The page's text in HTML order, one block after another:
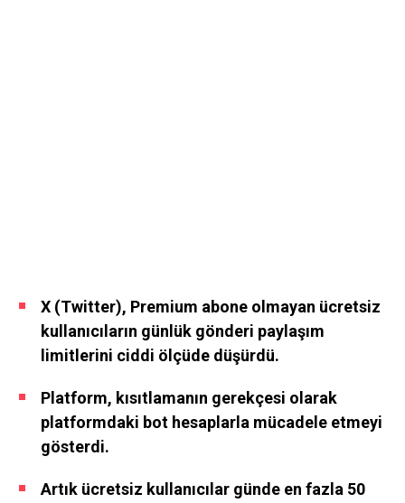
X (Twitter), Premium abone olmayan ücretsiz
kullanıcıların günlük gönderi paylaşım
limitlerini ciddi ölçüde düşürdü.
Platform, kısıtlamanın gerekçesi olarak
platformdaki bot hesaplarla mücadele etmeyi
gösterdi.
Artık ücretsiz kullanıcılar günde en fazla 50